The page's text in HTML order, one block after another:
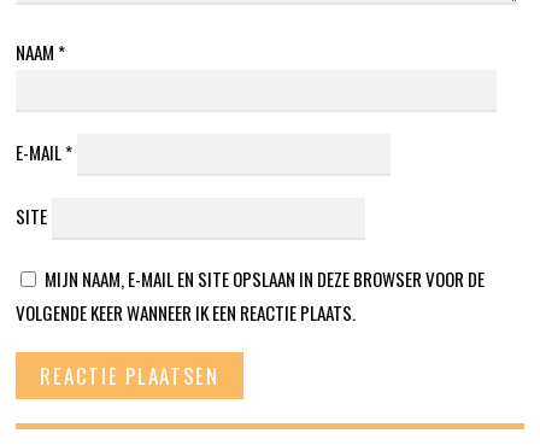
NAAM *
E-MAIL*
SITE
MIJN NAAM, E-MAIL EN SITE OPSLAAN IN DEZE BROWSER VOOR DE
VOLGENDE KEER WANNEER IK EEN REACTIE PLAATS.